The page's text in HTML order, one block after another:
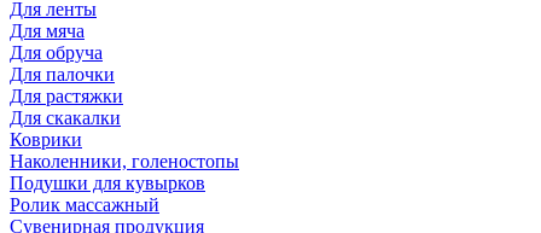
Для ленты
Для мяча
Для обруча
Для палочки
Для растяжки
Для скакалки
Коврики
Наколенники, голеностопы
Подушки для кувырков
Ролик массажный
Сувенирная продукция